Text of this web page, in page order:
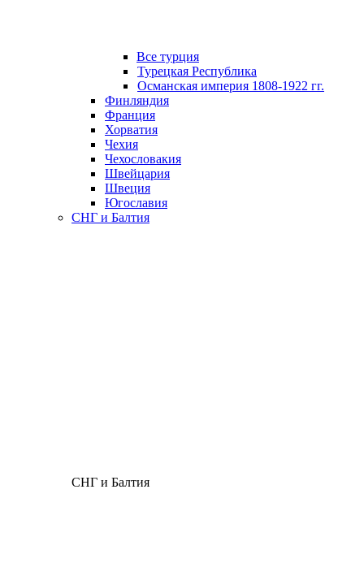
Все турция
Турецкая Республика
Османская империя 1808-1922 гг.
Финляндия
Франция
Хорватия
Чехия
Чехословакия
Швейцария
Швеция
Югославия
СНГ и Балтия
СНГ и Балтия